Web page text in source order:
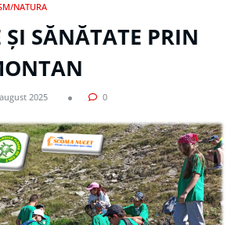
NATURA
ȘI SĂNĂTATE PRIN
2025 0